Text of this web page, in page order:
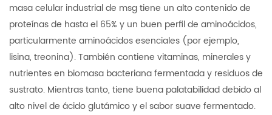
masa celular industrial de msg tiene un alto contenido de
proteínas de hasta el 65% y un buen perfil de aminoácidos,
particularmente aminoácidos esenciales (por ejemplo,
lisina, treonina). También contiene vitaminas, minerales y
nutrientes en biomasa bacteriana fermentada y residuos de
sustrato. Mientras tanto, tiene buena palatabilidad debido al
alto nivel de ácido glutámico y el sabor suave fermentado.